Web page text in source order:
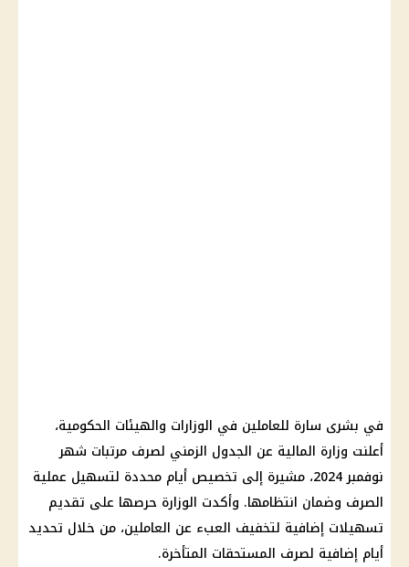
في بشرى سارة للعاملين في الوزارات والهيئات الحكومية،
أعلنت وزارة المالية عن الجدول الزمني لصرف مرتبات شهر
نوفمبر 2024، مشيرة إلى تخصيص أيام محددة لتسهيل عملية
الصرف وضمان انتظامها. وأكدت الوزارة حرصها على تقديم
تسهيلات إضافية لتخفيف العبء عن العاملين، من خلال تحديد
أيام إضافية لصرف المستحقات المتأخرة.